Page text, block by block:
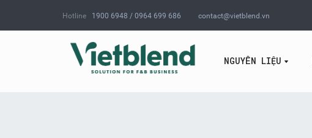
Hotline 1900 6948 / 0964 699 686 contact@vietblend.vn
NGUYÊN LIỆU